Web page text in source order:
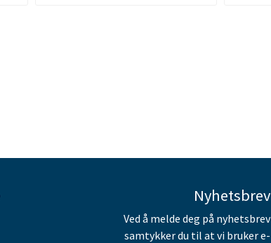
Nyhetsbrev
Ved å melde deg på nyhetsbrev
samtykker du til at vi bruker e-